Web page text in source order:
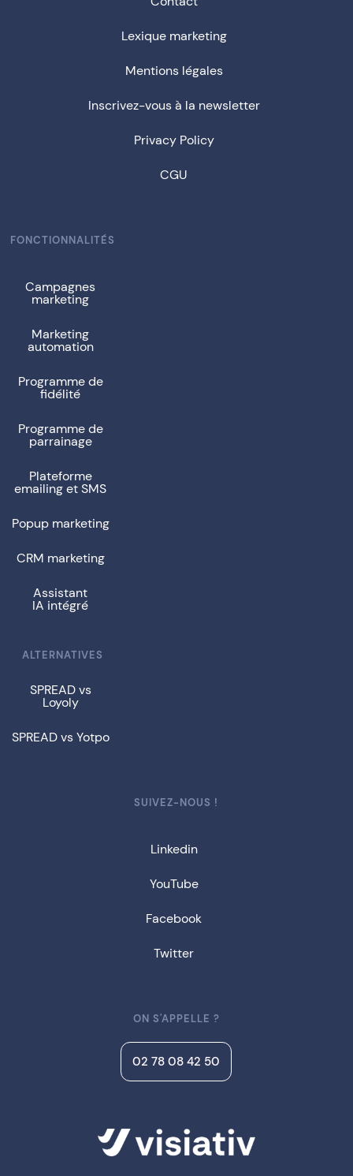
Lexique marketing
Mentions légales
Inscrivez-vous à la newsletter
Privacy Policy
CGU
FONCTIONNALITÉS
Campagnes
marketing
Marketing
automation
Programme de
fidélité
Programme de
parrainage
Plateforme
emailing et SMS
Popup marketing
CRM marketing
Assistant
IA intégré
ALTERNATIVES
SPREAD vs
Loyoly
SPREAD vs Yotpo
SUIVEZ-NOUS !
Linkedin
YouTube
Facebook
Twitter
ON S'APPELLE ?
02 78 08 42 50